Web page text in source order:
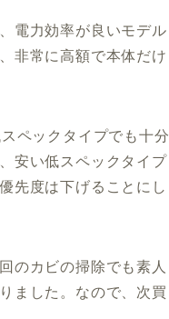
電力効率が良いモデル
非常に高額で本体だけ
ペックタイプでも十分
安い低スペックタイプ
先度は下げることにし
のカビの掃除でも素人
ました。なので、次買